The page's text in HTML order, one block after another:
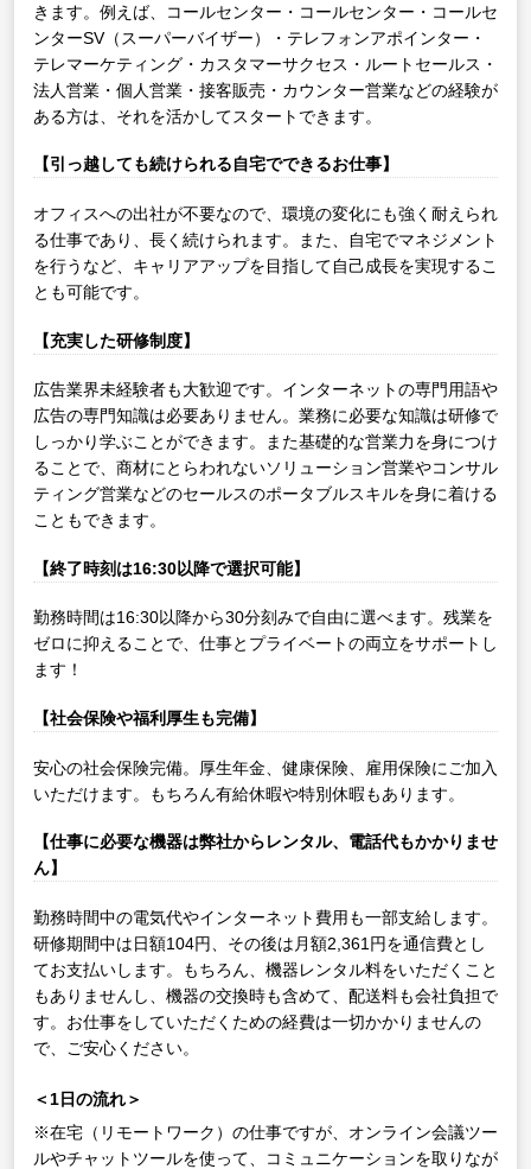
きます。例えば、コールセンター・コールセンター・コールセ
ンターSV（スーパーバイザー）・テレフォンアポインター・
テレマーケティング・カスタマーサクセス・ルートセールス・
法人営業・個人営業・接客販売・カウンター営業などの経験が
ある方は、それを活かしてスタートできます。
【引っ越しても続けられる自宅でできるお仕事】
オフィスへの出社が不要なので、環境の変化にも強く耐えられ
る仕事であり、長く続けられます。また、自宅でマネジメント
を行うなど、キャリアアップを目指して自己成長を実現するこ
とも可能です。
【充実した研修制度】
広告業界未経験者も大歓迎です。インターネットの専門用語や
広告の専門知識は必要ありません。業務に必要な知識は研修で
しっかり学ぶことができます。また基礎的な営業力を身につけ
ることで、商材にとらわれないソリューション営業やコンサル
ティング営業などのセールスのポータブルスキルを身に着ける
こともできます。
【終了時刻は16:30以降で選択可能】
勤務時間は16:30以降から30分刻みで自由に選べます。残業を
ゼロに抑えることで、仕事とプライベートの両立をサポートし
ます！
【社会保険や福利厚生も完備】
安心の社会保険完備。厚生年金、健康保険、雇用保険にご加入
いただけます。もちろん有給休暇や特別休暇もあります。
【仕事に必要な機器は弊社からレンタル、電話代もかかりませ
ん】
勤務時間中の電気代やインターネット費用も一部支給します。
研修期間中は日額104円、その後は月額2,361円を通信費とし
てお支払いします。もちろん、機器レンタル料をいただくこと
もありませんし、機器の交換時も含めて、配送料も会社負担で
す。お仕事をしていただくための経費は一切かかりませんの
で、ご安心ください。
＜1日の流れ＞
※在宅（リモートワーク）の仕事ですが、オンライン会議ツー
ルやチャットツールを使って、コミュニケーションを取りなが